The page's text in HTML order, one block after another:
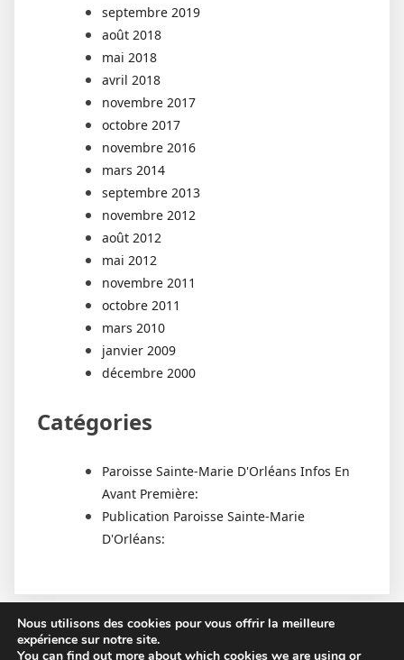
septembre 2019
août 2018
mai 2018
avril 2018
novembre 2017
octobre 2017
novembre 2016
mars 2014
septembre 2013
novembre 2012
août 2012
mai 2012
novembre 2011
octobre 2011
mars 2010
janvier 2009
décembre 2000
Catégories
Paroisse Sainte-Marie D'Orléans Infos En
Avant Première:
Publication Paroisse Sainte-Marie
D'Orléans:
Nous utilisons des cookies pour vous offrir la meilleure
expérience sur notre site.
You can find out more about which cookies we are using or